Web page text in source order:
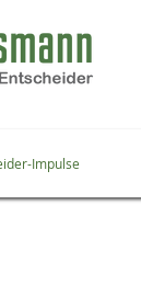
Impulse